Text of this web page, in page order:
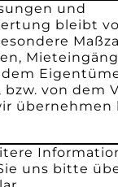
und
bleibt
von dem
übernehmen
uns bitte